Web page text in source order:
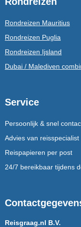
Rondreizen Mauritius
Rondreizen Puglia
Rondreizen Ijsland
Dubai / Malediven
Service
Persoonlijk & snel
Advies van reisspecialist
Reispapieren per post
24/7 bereikbaar tijdens
Reisgraag.nl B.V.